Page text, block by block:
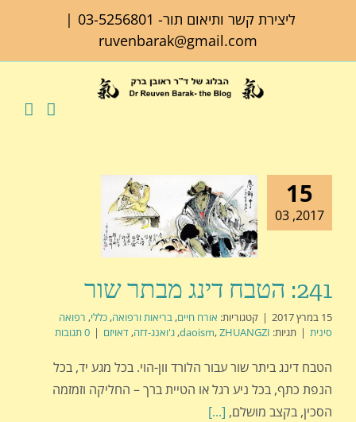
ליצירת קשר ותיאום תור- 03-5256801
|
ruvenbarak@gmail.com
15
2017, 03
241: הטבח דינג מבתר שור
15 במרץ 2017 | קטגוריות: אורח חיים, בריאות ורפואה, כללי, רפואה
סינית | תגיות: daoism,ZHUANGZI
, ג'ואנג-דזה, דאויזם | 0 תגובות
הטבח דינג ביתר שור עבור הלורד וון-הוי. בכל מגע יד, בכל
הנפת כתף, בכל ניע רגל או הטיית ברך – החליקה וזמזמה
הסכין, בקצב מושלם, [...]